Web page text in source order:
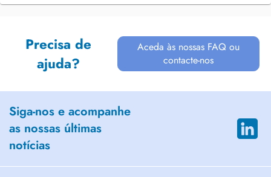
Precisa de
ajuda?
Aceda às nossas FAQ ou
contacte-nos
Siga-nos e acompanhe
as nossas últimas
notícias